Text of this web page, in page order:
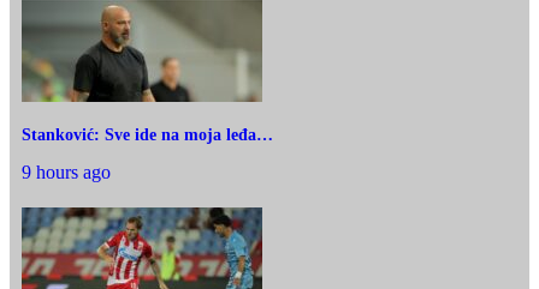
Stanković: Sve ide na moja leđa…
9 hours ago